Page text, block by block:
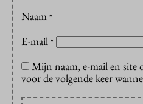
Naam *
E-mail *
Mijn naam, e-mail en site
voor de volgende keer